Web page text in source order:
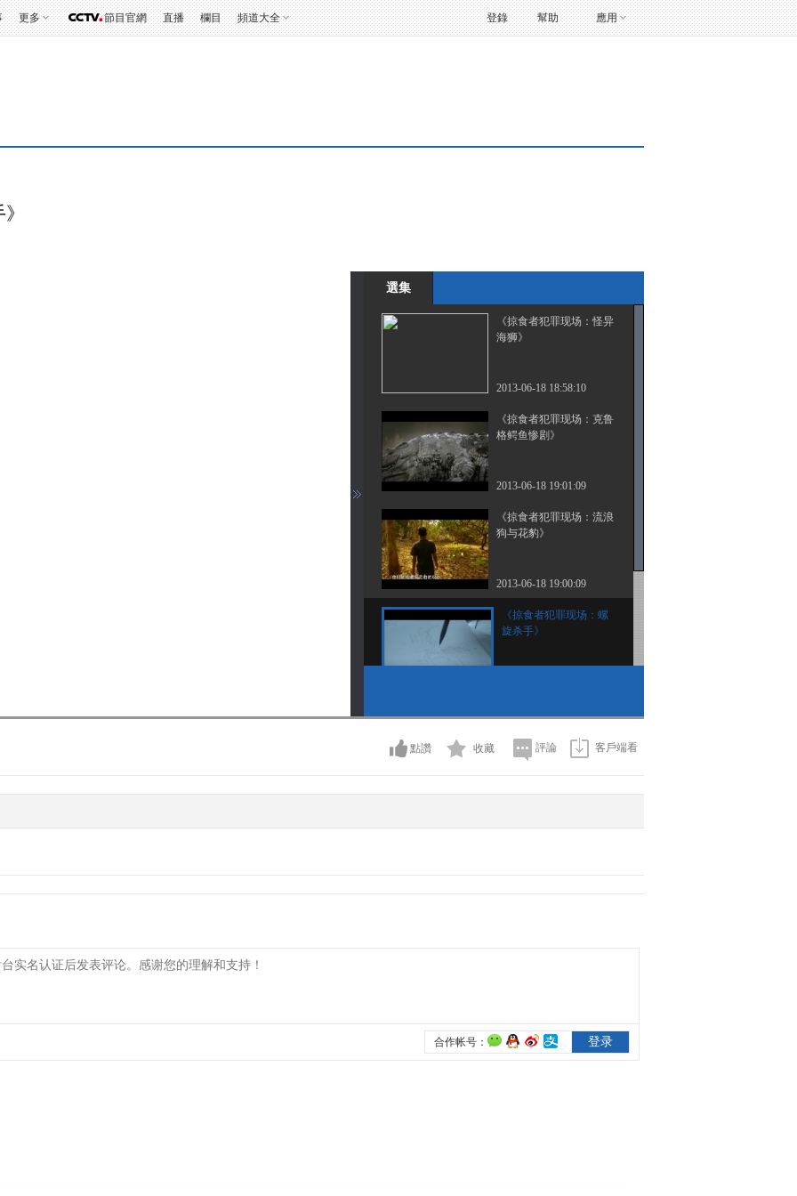
更多 節目官網 直播 欄目 頻道大全 幫助 應用
登錄
選集
《掠食者犯罪现场：怪异
海狮》
2013-06-18 18:58:10
《掠食者犯罪现场：克鲁
格鳄鱼惨剧》
2013-06-18 19:01:09
《掠食者犯罪现场：流浪
狗与花豹》
2013-06-18 19:00:09
《掠食者犯罪现场：螺
旋杀手》
2013-06-18 19:07:48
點讚 收藏 評論 客戶端看